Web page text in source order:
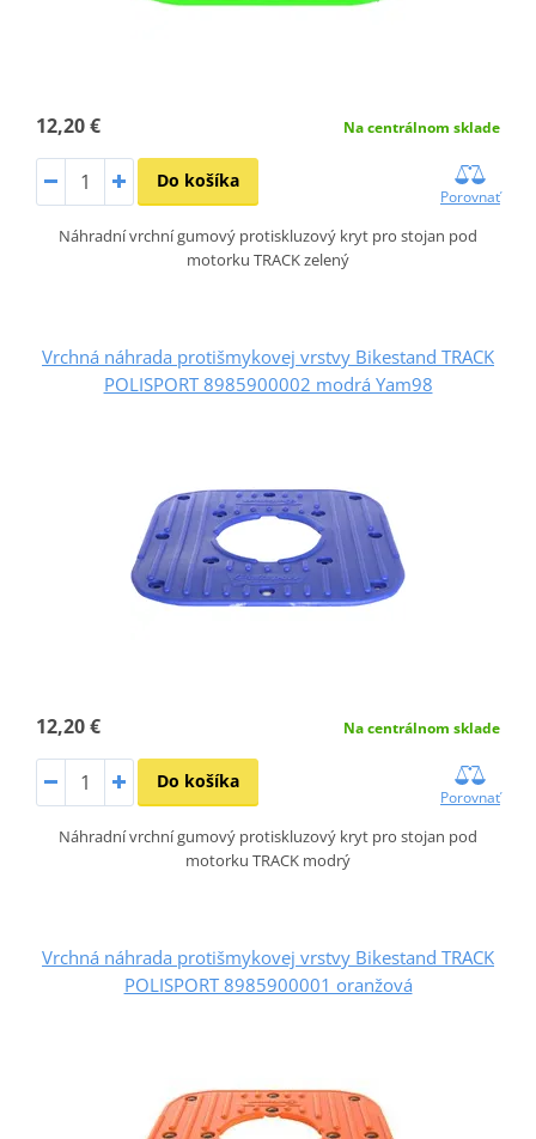
12,20 € Na centrálnom sklade
Do košíka
Porovnať
Náhradní vrchní gumový protiskluzový kryt pro stojan pod
motorku TRACK zelený
Vrchná náhrada protišmykovej vrstvy Bikestand TRACK
POLISPORT 8985900002 modrá Yam98
12,20 € Na centrálnom sklade
Do košíka
Porovnať
Náhradní vrchní gumový protiskluzový kryt pro stojan pod
motorku TRACK modrý
Vrchná náhrada protišmykovej vrstvy Bikestand TRACK
POLISPORT 8985900001 oranžová